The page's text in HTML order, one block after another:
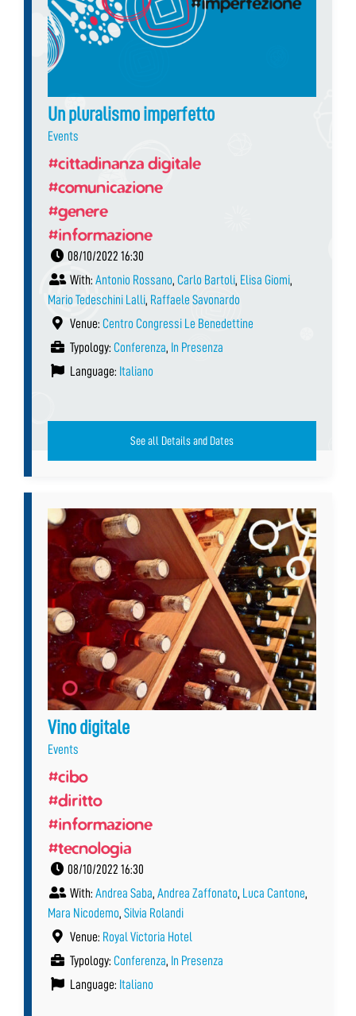
Un pluralismo imperfetto
Events
#cittadinanza digitale
#comunicazione
#genere
#informazione
08/10/2022 16:30
With: Antonio Rossano, Carlo Bartoli, Elisa Giomi,
Mario Tedeschini Lalli, Raffaele Savonardo
Venue: Centro Congressi Le Benedettine
Typology: Conferenza, In Presenza
Language: Italiano
See all Details and Dates
Vino digitale
Events
#cibo
#diritto
#informazione
#tecnologia
08/10/2022 16:30
With: Andrea Saba, Andrea Zaffonato, Luca Cantone,
Mara Nicodemo, Silvia Rolandi
Venue: Royal Victoria Hotel
Typology: Conferenza, In Presenza
Language: Italiano